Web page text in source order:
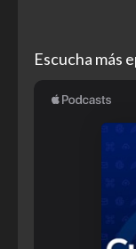
Escucha más